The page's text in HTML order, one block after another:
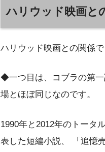
ハリウッド映画と
ハリウッド映画との関係
◆一つ目は、コブラの第
場とほぼ同じなのです。
1990年と2012年のトータ
表した短編小説、 「追憶